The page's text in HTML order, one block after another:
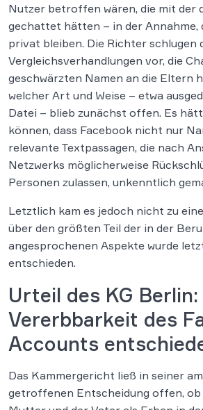
Nutzer betroffen wären, die mit der
gechattet hätten – in der Annahme,
privat bleiben. Die Richter schlugen
Vergleichsverhandlungen vor, die
geschwärzten Namen an die Eltern
welcher Art und Weise – etwa
Datei – blieb zunächst offen. Es
können, dass Facebook nicht nur
relevante Textpassagen, die nach
Netzwerks möglicherweise
Personen zulassen, unkenntlich
Letztlich kam es jedoch nicht zu
über den größten Teil der in der
angesprochenen Aspekte wurde
entschieden.
Urteil des KG
Vererbbarkeit des
Accounts
Das Kammergericht ließ in seiner
getroffenen Entscheidung offen, ob